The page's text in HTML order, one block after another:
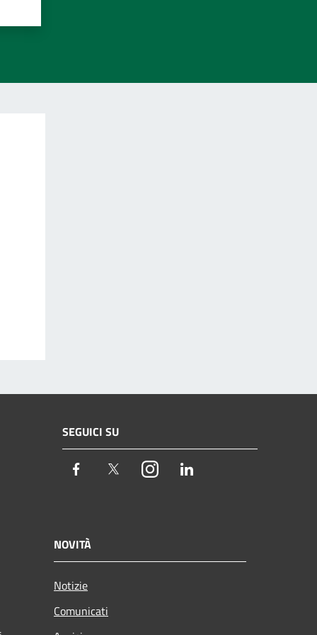
SEGUICI SU
Facebook TwitterInstagram
NOVITÀ
Notizie
Comunicati